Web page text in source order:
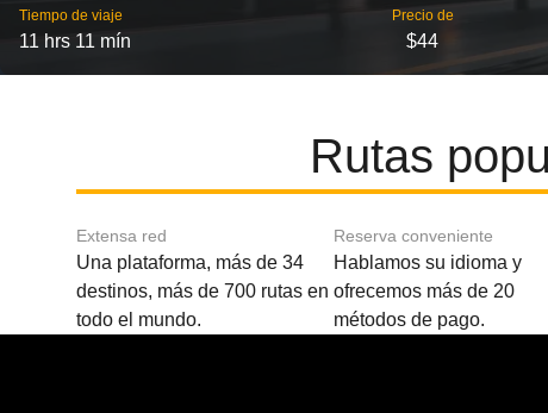
Tiempo de viaje
11 hrs 11 mín
Precio de
$44
Rutas
Extensa red
Una plataforma, más de 34
destinos, más de 700 rutas en
todo el mundo.
Reserva conveniente
Hablamos su idioma y
ofrecemos más de 20
métodos de pago.